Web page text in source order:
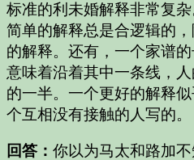
标准的利未婚解释非常复
简单的解释总是合逻辑的
的解释。还有，一个家谱
意味着沿着其中一条线，
的一半。一个更好的解释
个互相没有接触的人写的。
回答： 你以为马太和路加